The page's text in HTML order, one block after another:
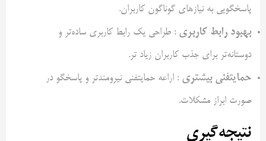
پاسخگویی به نیازهای گوناگون کاربران.
بهبود رابط کاربری : طراحی یک رابط کاربری ساده‌تر و
دوستانه‌تر برای جذب کاربران زیاد تر.
حمایتفنی بیشتری : اراعه حمایتفنی نیرومندتر و پاسخگو در
صورت ابراز مشکلات.
نتیجه‌گیری